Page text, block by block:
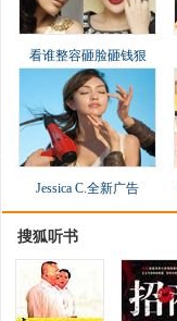
看谁整容砸脸砸钱狠
Jessica C.全新广告
搜狐听书